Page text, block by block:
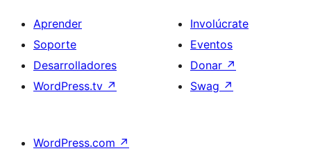
Aprender
Soporte
Desarrolladores
WordPress.tv ↗
Involúcrate
Eventos
Donar ↗
Swag ↗
WordPress.com ↗